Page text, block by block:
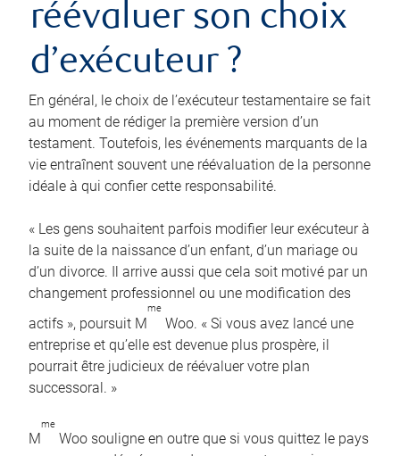
réévaluer son choix
d’exécuteur ?
En général, le choix de l’exécuteur testamentaire se fait
au moment de rédiger la première version d’un
testament. Toutefois, les événements marquants de la
vie entraînent souvent une réévaluation de la personne
idéale à qui confier cette responsabilité.
« Les gens souhaitent parfois modifier leur exécuteur à
la suite de la naissance d’un enfant, d’un mariage ou
d’un divorce. Il arrive aussi que cela soit motivé par un
changement professionnel ou une modification des
actifs », poursuit M
me
Woo. « Si vous avez lancé une
entreprise et qu’elle est devenue plus prospère, il
pourrait être judicieux de réévaluer votre plan
successoral. »
M
me
Woo souligne en outre que si vous quittez le pays